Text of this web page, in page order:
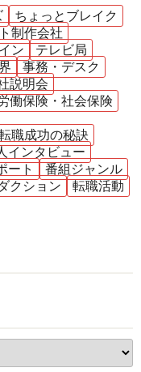
ちょっとブレイク
制作会社
ン
テレビ局
事務・デスク
説明会
働保険・社会保険
職成功の秘訣
インタビュー
ート
番組ジャンル
クション
転職活動